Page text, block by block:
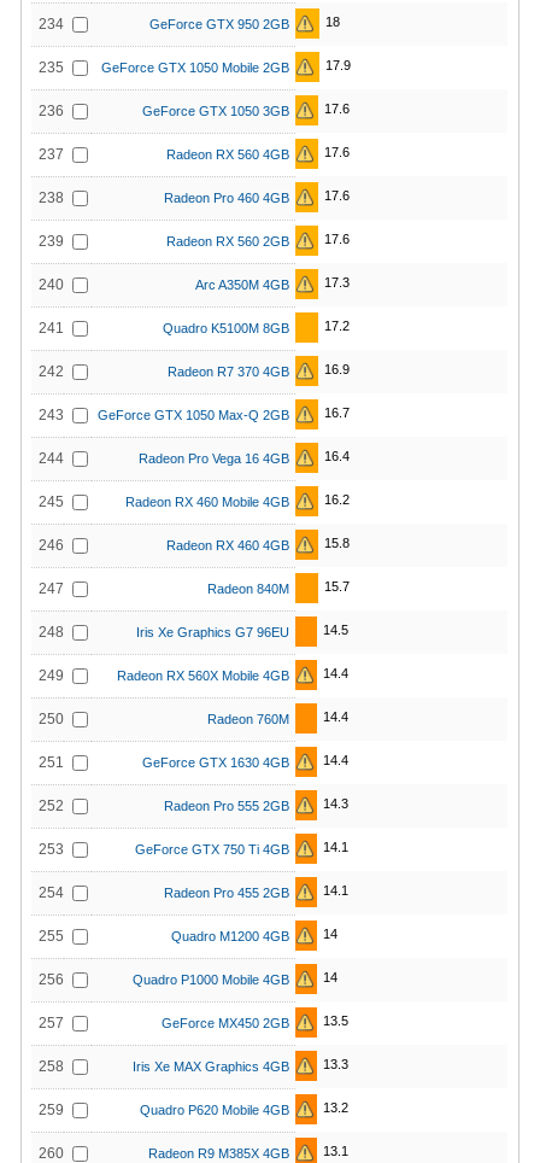
234 GeForce GTX 950 2GB 18
235 GeForce GTX 1050 Mobile 2GB 17.9
236 GeForce GTX 1050 3GB 17.6
237 Radeon RX 560 4GB 17.6
238 Radeon Pro 460 4GB 17.6
239 Radeon RX 560 2GB 17.6
240 Arc A350M 4GB 17.3
241 Quadro K5100M 8GB 17.2
242 Radeon R7 370 4GB 16.9
243 GeForce GTX 1050 Max-Q 2GB 16.7
244 Radeon Pro Vega 16 4GB 16.4
245 Radeon RX 460 Mobile 4GB 16.2
246 Radeon RX 460 4GB 15.8
247 Radeon 840M 15.7
248 Iris Xe Graphics G7 96EU 14.5
249 Radeon RX 560X Mobile 4GB 14.4
250 Radeon 760M 14.4
251 GeForce GTX 1630 4GB 14.4
252 Radeon Pro 555 2GB 14.3
253 GeForce GTX 750 Ti 4GB 14.1
254 Radeon Pro 455 2GB 14.1
255 Quadro M1200 4GB 14
256 Quadro P1000 Mobile 4GB 14
257 GeForce MX450 2GB 13.5
258 Iris Xe MAX Graphics 4GB 13.3
259 Quadro P620 Mobile 4GB 13.2
260 Radeon R9 M385X 4GB 13.1